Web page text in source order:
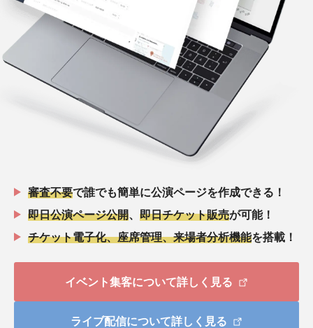
審査不要で誰でも簡単に公演ページを作成できる！
即日公演ページ公開
即日チケット販売が可能！
チケット電子化、座席管理、来場者分析機能を搭載！
イベント集客について詳しく見る
ライブ配信について詳しく見る